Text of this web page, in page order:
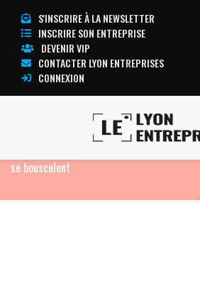
S'INSCRIRE À LA NEWSLETTER
INSCRIRE SON ENTREPRISE
DEVENIR VIP
CONTACTER LYON ENTREPRISES
CONNEXION
Actualité: Edito
Privatisation de
se bousculent